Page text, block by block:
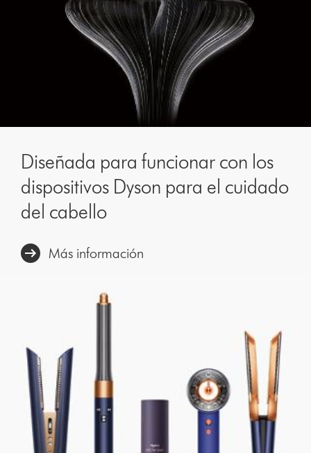
Diseñada para funcionar con los
dispositivos Dyson para el cuidado
del cabello
Más información